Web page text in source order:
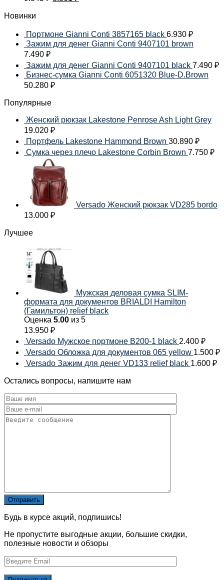
Новинки
Портмоне Gianni Conti 3857165 black 6.930 ₽
Зажим для денег Gianni Conti 9407101 brown
7.490 ₽
Зажим для денег Gianni Conti 9407101 black 7.490 ₽
Бизнес-сумка Gianni Conti 6051320 Blue-D.Brown
50.280 ₽
Популярные
Женский рюкзак Lakestone Penrose Ash Light Grey
19.020 ₽
Портфель Lakestone Hammond Brown 30.890 ₽
Сумка через плечо Lakestone Corbin Brown 7.750 ₽
Versado Женский рюкзак VD285 bordo
13.000 ₽
Лучшее
Мужская деловая сумка SLIM-
формата для документов BRIALDI Hamilton
(Гамильтон) relief black
Оценка 5.00 из 5
13.950 ₽
Versado Мужское портмоне B200-1 black 2.400 ₽
Versado Обложка для документов 065 yellow 1.500 ₽
Versado Зажим для денег VD133 relief black 1.600 ₽
Остались вопросы, напишите нам
Будь в курсе акций, подпишись!
Не пропустите выгодные акции, большие скидки,
полезные новости и обзоры